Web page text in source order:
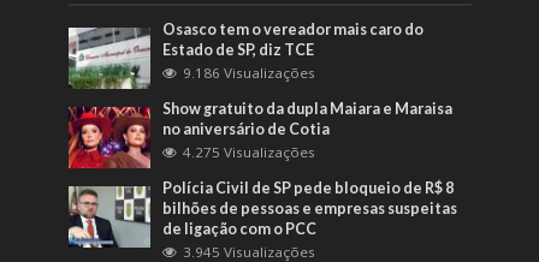
Osasco tem o vereador mais caro do
Estado de SP, diz TCE
9.186 Visualizações
Show gratuito da dupla Maiara e Maraisa
no aniversário de Cotia
4.275 Visualizações
Polícia Civil de SP pede bloqueio de R$ 8
bilhões de pessoas e empresas suspeitas
de ligação com o PCC
3.945 Visualizações